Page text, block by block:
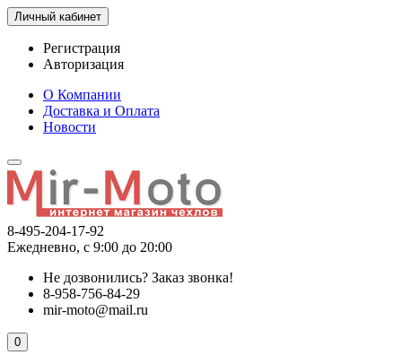
Личный кабинет
Регистрация
Авторизация
О Компании
Доставка и Оплата
Новости
8-495-204-17-92
Ежедневно, с 9:00 до 20:00
Не дозвонились? Заказ звонка!
8-958-756-84-29
mir-moto@mail.ru
0